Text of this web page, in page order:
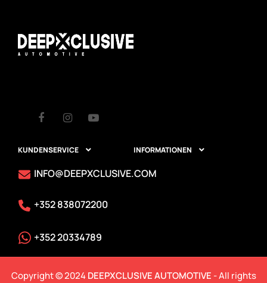
FacebookInstagram
KUNDENSERVICE  INFORMATIONEN 
INFO@DEEPXCLUSIVE.COM
+352 838072200
+352 20334789
Copyright © 2024DEEPXCLUSIVE AUTOMOTIVE - All rights